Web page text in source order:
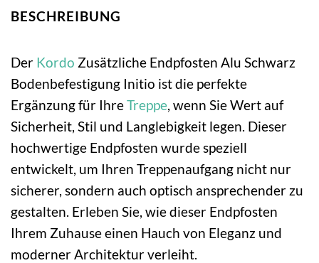
BESCHREIBUNG
Der Kordo Zusätzliche Endpfosten Alu Schwarz
Bodenbefestigung Initio ist die perfekte
Ergänzung für IhreTreppe , wenn Sie Wert auf
Sicherheit, Stil und Langlebigkeit legen. Dieser
hochwertige Endpfosten wurde speziell
entwickelt, um Ihren Treppenaufgang nicht nur
sicherer, sondern auch optisch ansprechender zu
gestalten. Erleben Sie, wie dieser Endpfosten
Ihrem Zuhause einen Hauch von Eleganz und
moderner Architektur verleiht.